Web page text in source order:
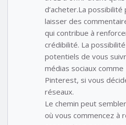
d’acheter.La
laisser des
qui contribue à
crédibilité. La
potentiels de vous
médias sociaux
Pinterest, si vous
réseaux.
Le chemin peut
où vous commencez à